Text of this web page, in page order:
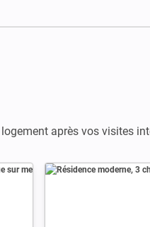
après vos visites